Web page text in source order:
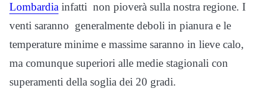
Lombardia infatti non pioverà sulla nostra regione. I
venti saranno generalmente deboli in pianura e le
temperature minime e massime saranno in lieve calo,
ma comunque superiori alle medie stagionali con
superamenti della soglia dei 20 gradi.